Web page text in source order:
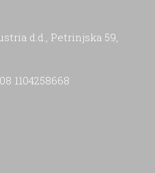
d.d., Petrinjska 59,
1104258668